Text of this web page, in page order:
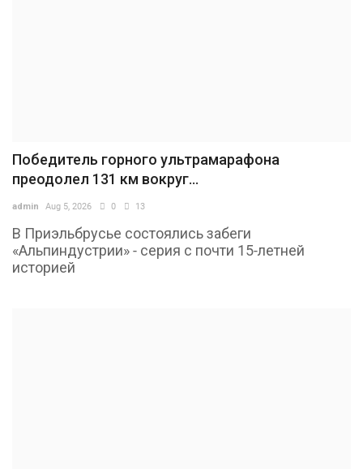
Победитель горного ультрамарафона
преодолел 131 км вокруг...
admin Aug 5, 2026 0 13
В Приэльбрусье состоялись забеги
«Альпиндустрии» - серия с почти 15-летней
историей